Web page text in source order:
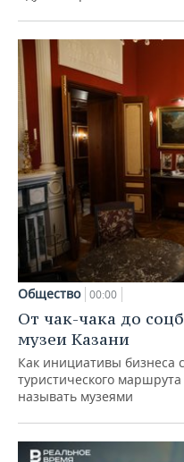
Общество 00:00
От чак-чака до
музеи Казани
Как инициативы бизнеса
туристического
называть музеями